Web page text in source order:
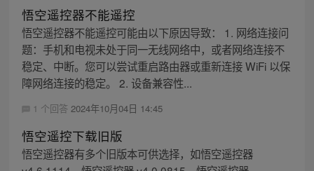
悟空遥控器不能遥控
悟空遥控器不能遥控可能由以下原因导致： 1. 网络连接问
题：手机和电视未处于同一无线网络中，或者网络连接不
稳定、中断。您可以尝试重启路由器或重新连接 WiFi 以保
障网络连接的稳定。 2. 设备兼容性...
1 个回答 2024年10月04日 14:45
悟空遥控下载旧版
悟空遥控器有多个旧版本可供选择，如悟空遥控器